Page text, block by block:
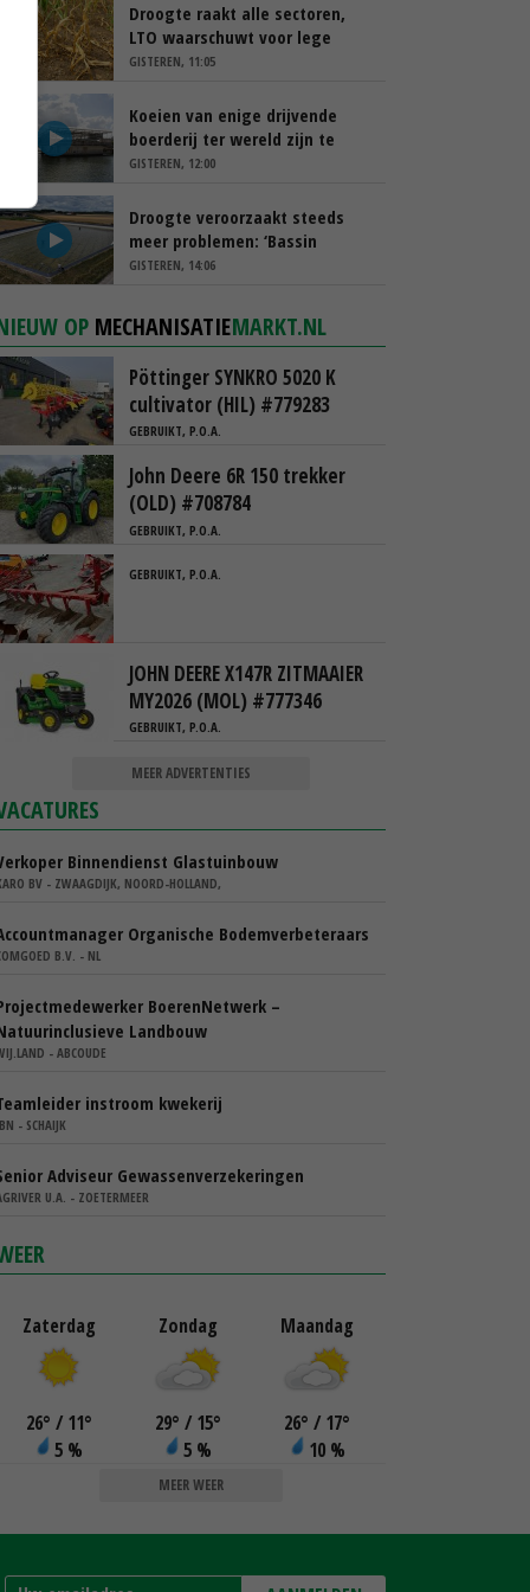
Droogte raakt alle sectoren,
LTO waarschuwt voor lege
schappen
GISTEREN, 11:05
Koeien van enige drijvende
boerderij ter wereld zijn te
koop
GISTEREN, 12:00
Droogte veroorzaakt steeds
meer problemen: ‘Bassin
afgelopen week al leeg’
GISTEREN, 14:06
OP MECHANISATIEMARKT.NL
Pöttinger SYNKRO 5020 K
cultivator (HIL) #779283
GEBRUIKT, P.O.A.
John Deere 6R 150 trekker
(OLD) #708784
GEBRUIKT, P.O.A.
GEBRUIKT, P.O.A.
JOHN DEERE X147R ZITMAAIER
MY2026 (MOL) #777346
GEBRUIKT, P.O.A.
MEER ADVERTENTIES
Binnendienst Glastuinbouw
BV - ZWAAGDIJK, NOORD-HOLLAND,
Organische Bodemverbeteraars
B.V. - NL
BoerenNetwerk –
Landbouw
- ABCOUDE
instroom kwekerij
- SCHAIJK
Adviseur Gewassenverzekeringen
U.A. - ZOETERMEER
Zaterdag
26° / 11°
5 %
Zondag
29° / 15°
5 %
Maandag
26° / 17°
10 %
MEER WEER